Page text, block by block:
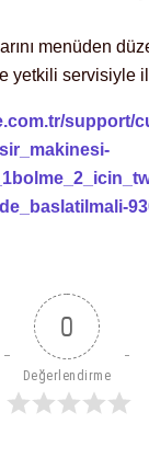
menüden
yetkili servisiyle
support/
0
Değerlendirme